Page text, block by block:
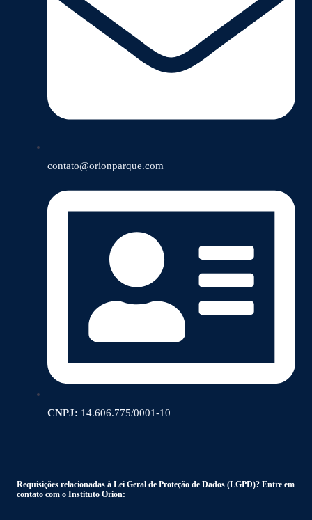
contato@orionparque.com
CNPJ: 14.606.775/0001-10
Requisições relacionadas à Lei Geral de Proteção de Dados (LGPD)? Entre em
contato com o Instituto Orion: